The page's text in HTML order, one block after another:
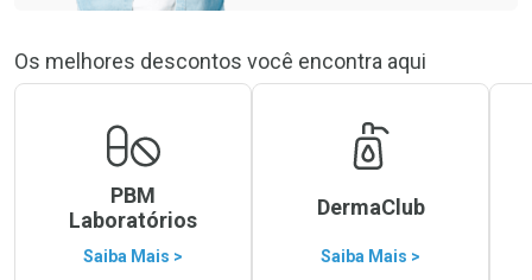
Os melhores descontos você encontra aqui
PBM
Laboratórios
Saiba Mais >
DermaClub
Saiba Mais >